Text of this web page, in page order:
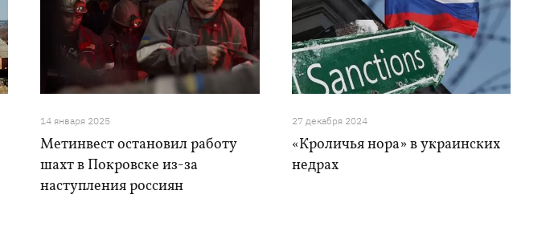
14 января 2025
Метинвест остановил работу
шахт в Покровске из-за
наступления россиян
27 декабря 2024
«Кроличья нора» в украинских
недрах